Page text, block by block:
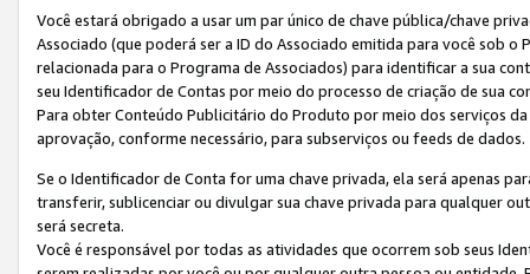
Você estará obrigado a usar um par único de chave pública/chave
Associado (que poderá ser a ID do Associado emitida para você sob
relacionada para o Programa de Associados) para identificar a sua
seu Identificador de Contas por meio do processo de criação de sua
Para obter Conteúdo Publicitário do Produto por meio dos serviços
aprovação, conforme necessário, para subserviços ou feeds de dados.
Se o Identificador de Conta for uma chave privada, ela será apenas
transferir, sublicenciar ou divulgar sua chave privada para qualquer
será secreta.
Você é responsável por todas as atividades que ocorrem sob seus